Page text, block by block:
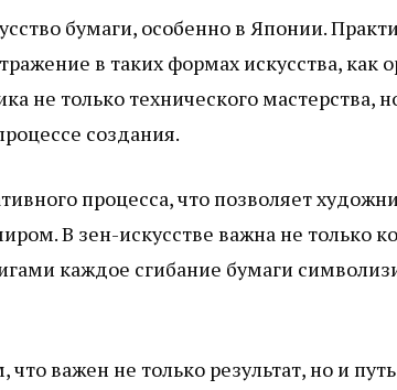
бумаги, особенно в Японии.
в таких формах искусства, как
не только технического мастерства,
создания.
процесса, что позволяет
В зен-искусстве важна не только
каждое сгибание бумаги
важен не только результат, но и